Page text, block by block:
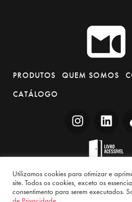
PRODUTOS QUEM SOMOS
CATÁLOGO
Utilizamos cookies para otimizar e
site. Todos os cookies, exceto os
consentimento para serem executados.